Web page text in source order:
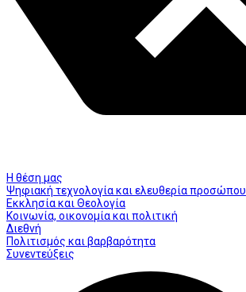
Η θέση μας
Ψηφιακή τεχνολογία και ελευθερία προσώπου
Εκκλησία και Θεολογία
Κοινωνία, οικονομία και πολιτική
Διεθνή
Πολιτισμός και βαρβαρότητα
Συνεντεύξεις